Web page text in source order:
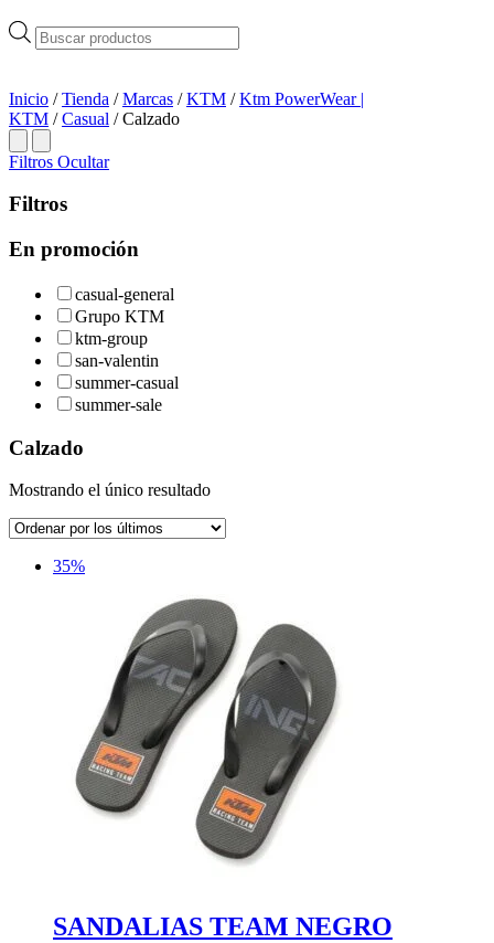
Búsqueda
de
Inicio /Tienda /Marcas /KTM /Ktm PowerWear |
KTM /Casual / Calzado
Filtros Ocultar
Filtros
En promoción
casual-general
Grupo KTM
ktm-group
san-valentin
summer-casual
summer-sale
Calzado
Mostrando el único resultado
35%
SANDALIAS TEAM NEGRO